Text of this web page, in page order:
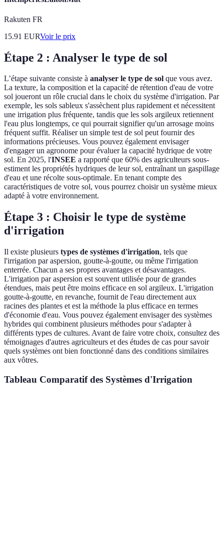
Rakuten FR
15.91 EURVoir le prix
Étape 2 : Analyser le type de sol
L’étape suivante consiste à analyser le type de sol que vous avez.
La texture, la composition et la capacité de rétention d'eau de votre
sol joueront un rôle crucial dans le choix du système d'irrigation. Par
exemple, les sols sableux s'assèchent plus rapidement et nécessitent
une irrigation plus fréquente, tandis que les sols argileux retiennent
l'eau plus longtemps, ce qui pourrait signifier qu'un arrosage moins
fréquent suffit. Réaliser un simple test de sol peut fournir des
informations précieuses. Vous pouvez également envisager
d'engager un agronome pour évaluer la capacité hydrique de votre
sol. En 2025, l'INSEE a rapporté que 60% des agriculteurs sous-
estiment les propriétés hydriques de leur sol, entraînant un gaspillage
d'eau et une récolte sous-optimale. En tenant compte des
caractéristiques de votre sol, vous pourrez choisir un système mieux
adapté à votre environnement.
Étape 3 : Choisir le type de système
d'irrigation
Il existe plusieurs types de systèmes d'irrigation, tels que
l'irrigation par aspersion, goutte-à-goutte, ou même l'irrigation
enterrée. Chacun a ses propres avantages et désavantages.
L'irrigation par aspersion est souvent utilisée pour de grandes
étendues, mais peut être moins efficace en sol argileux. L'irrigation
goutte-à-goutte, en revanche, fournit de l'eau directement aux
racines des plantes et est la méthode la plus efficace en termes
d'économie d'eau. Vous pouvez également envisager des systèmes
hybrides qui combinent plusieurs méthodes pour s'adapter à
différents types de cultures. Avant de faire votre choix, consultez des
témoignages d'autres agriculteurs et des études de cas pour savoir
quels systèmes ont bien fonctionné dans des conditions similaires
aux vôtres.
Tableau Comparatif des Systèmes d'Irrigation